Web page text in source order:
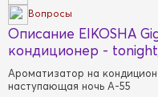
Вопросы
Описание EIKOSHA
кондиционер -
Ароматизатор на
наступающая ночь A-55